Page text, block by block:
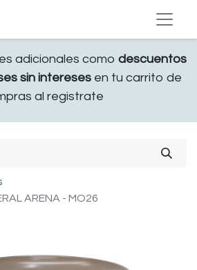
adicionales como descuentos
sin interesesen tu carrito de
al registrate
ARENA - MO26